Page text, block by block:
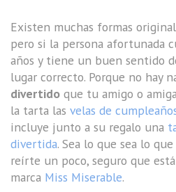
Existen muchas formas
pero si la persona afortunada
años y tiene un buen sentido
lugar correcto. Porque no hay
divertido que tu amigo o
la tarta las velas de
incluye junto a su regalo una
divertida. Sea lo que sea lo
reírte un poco, seguro que
marca Miss Miserable.